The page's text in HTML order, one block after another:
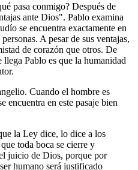
pasa conmigo? Después de
ante Dios". Pablo examina
se encuentra exactamente en
A pesar de sus ventajas,
de corazón que otros. De
Pablo es que la humanidad
Cuando el hombre es
encuentra en este pasaje bien
la Ley dice, lo dice a los
toda boca se cierre y
juicio de Dios, porque por
humano será justificado